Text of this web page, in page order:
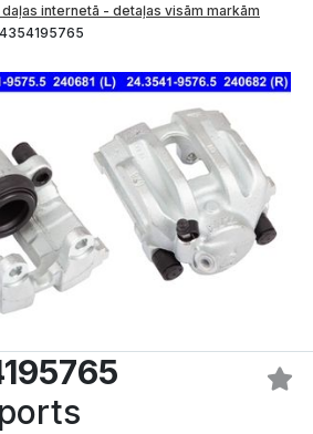
internetā - detaļas visām markām